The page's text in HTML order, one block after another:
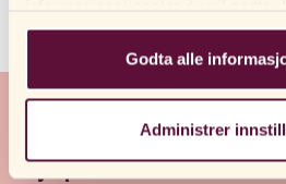
kategorioverskriftene for å finne
standardinnstillingene våre. Vær
blokkering av
du har besøkt nettsiden vår før
informasjonskapsler, kan du alltid
Godta alle
Administrer